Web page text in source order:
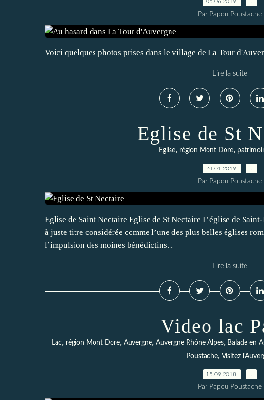
05.06.2019
Par Papou Poustache
Voici quelques photos prises dans le village de La Tour
Lire la suite
Eglise de St
Eglise, région Mont Dore,
24.01.2019
Par Papou Poustache
Eglise de Saint Nectaire Eglise de St Nectaire L’église de
à juste titre considérée comme l’une des plus belles églises
l’impulsion des moines bénédictins...
Lire la suite
Video lac
Lac, région Mont Dore, Auvergne, Auvergne Rhône Alpes, Balade en
Poustache, Visitez
15.09.2018
Par Papou Poustache